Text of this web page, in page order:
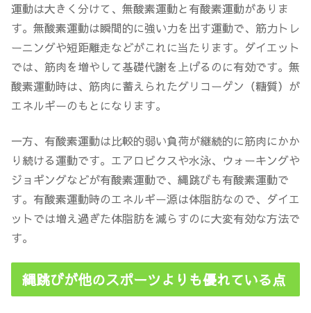
運動は大きく分けて、無酸素運動と有酸素運動がありま
す。無酸素運動は瞬間的に強い力を出す運動で、筋力トレ
ーニングや短距離走などがこれに当たります。ダイエット
では、筋肉を増やして基礎代謝を上げるのに有効です。無
酸素運動時は、筋肉に蓄えられたグリコーゲン（糖質）が
エネルギーのもとになります。
一方、有酸素運動は比較的弱い負荷が継続的に筋肉にかか
り続ける運動です。エアロビクスや水泳、ウォーキングや
ジョギングなどが有酸素運動で、 縄跳びも有酸素運動で
す。 有酸素運動時のエネルギー源は体脂肪なので、ダイエ
ットでは増え過ぎた体脂肪を減らすのに大変有効な方法で
す。
縄跳びが他のスポーツよりも優れている点